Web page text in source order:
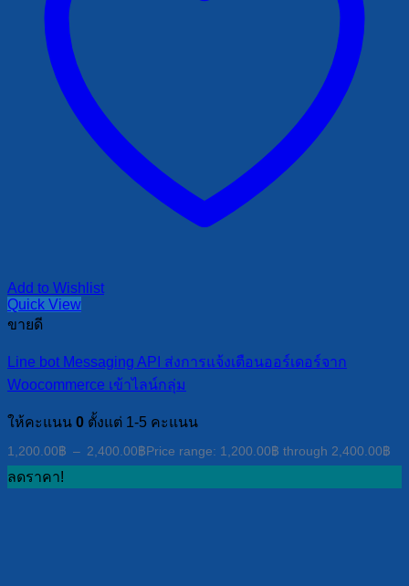
Add to Wishlist
Quick View
ขายดี
Line bot Messaging API ส่งการแจ้งเตือนออร์เดอร์จาก
Woocommerce เข้าไลน์กลุ่ม
ให้คะแนน 0 ตั้งแต่ 1-5 คะแนน
1,200.00฿ – 2,400.00฿Price range: 1,200.00฿ through 2,400.00฿
ลดราคา!